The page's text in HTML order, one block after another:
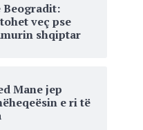
Beogradit:
veç pse
shqiptar
Mane jep
e ri të